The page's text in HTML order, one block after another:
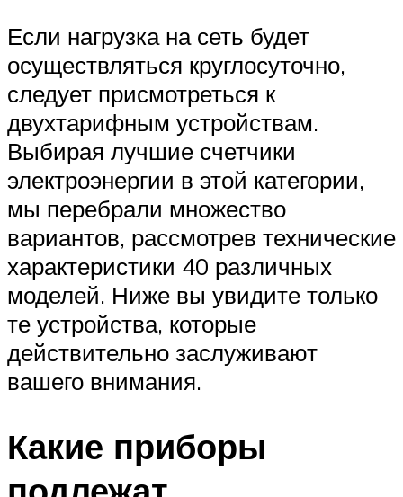
Если нагрузка на сеть будет
осуществляться круглосуточно,
следует присмотреться к
двухтарифным устройствам.
Выбирая лучшие счетчики
электроэнергии в этой категории,
мы перебрали множество
вариантов, рассмотрев технические
характеристики 40 различных
моделей. Ниже вы увидите только
те устройства, которые
действительно заслуживают
вашего внимания.
Какие приборы